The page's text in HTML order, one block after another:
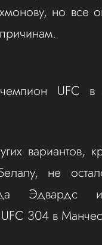
но все
UFC в
вариантов,
Белалу, не
Эдвардс
304 в